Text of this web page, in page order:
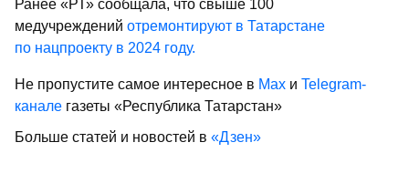
Ранее «РТ» сообщала, что свыше 100
медучреждений отремонтируют в Татарстане
по нацпроекту в 2024 году.
Не пропустите самое интересное в Max и Telegram-
канале газеты «Республика Татарстан»
Больше статей и новостей в «Дзен»